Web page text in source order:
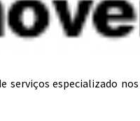
especializado